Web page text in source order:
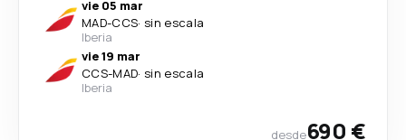
vie 05 mar
MAD-CCS· sin escala
Iberia
vie 19 mar
CCS-MAD· sin escala
Iberia
desde690 €